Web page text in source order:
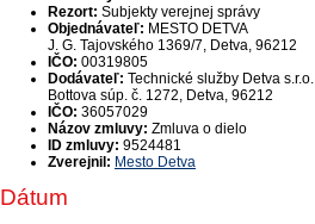
Rezort: Subjekty verejnej správy
Objednávateľ: MESTO DETVA
J. G. Tajovského 1369/7, Detva, 96212
IČO: 00319805
Dodávateľ: Technické služby Detva s.r.o.
Bottova súp. č. 1272, Detva, 96212
IČO: 36057029
Názov zmluvy: Zmluva o dielo
ID zmluvy: 9524481
Zverejnil: Mesto Detva
Dátum